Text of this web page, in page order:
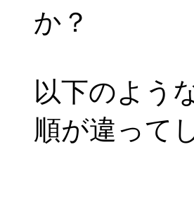
か？
以下のよう
順が違って